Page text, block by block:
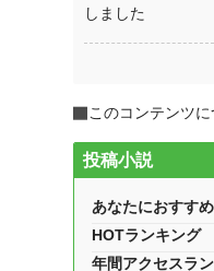
しました
このコンテンツ
投稿小説
あなたにおすす
HOTランキング
年間アクセスラ